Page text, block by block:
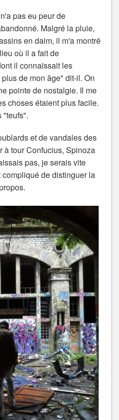
pas eu peur de
Malgré la pluie,
en daim, il m'a montré
où il a fait de
il connaissait les
de mon âge" dit-il. On
pointe de nostalgie. Il me
choses étaient plus facile.
"teufs".
et de vandales des
à tour Confucius, Spinoza
pas, je serais vite
de distinguer la